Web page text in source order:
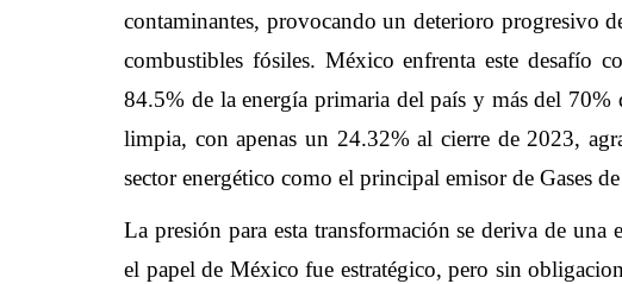
contaminantes, provocando un deterioro progresivo
combustibles fósiles. México enfrenta este desafío
84.5% de la energía primaria del país y más del 70%
limpia, con apenas un 24.32% al cierre de 2023,
sector energético como el principal emisor de Gases
La presión para esta transformación se deriva de
el papel de México fue estratégico, pero sin